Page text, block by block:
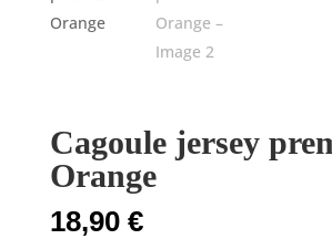
Cagoule jersey
Orange
18,90 €